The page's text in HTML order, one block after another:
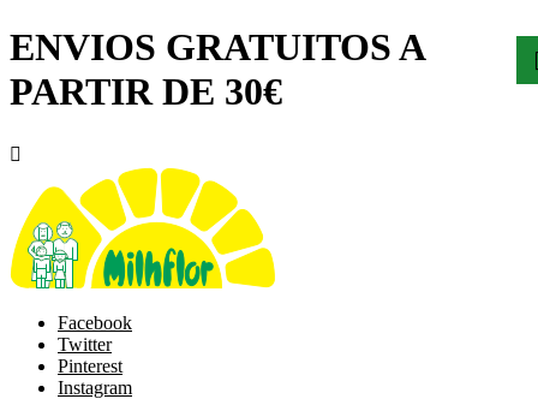
ENVIOS GRATUITOS A
PARTIR DE 30€

Facebook
Twitter
Pinterest
Instagram